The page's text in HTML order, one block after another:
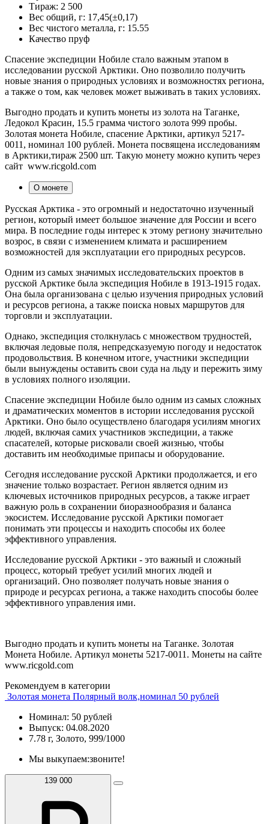
Тираж: 2 500
Вес общий, г: 17,45(±0,17)
Вес чистого металла, г: 15.55
Качество пруф
Спасение экспедиции Нобиле стало важным этапом в
исследовании русской Арктики. Оно позволило получить
новые знания о природных условиях и возможностях региона,
а также о том, как человек может выживать в таких условиях.
Выгодно продать и купить монеты из золота на Таганке,
Ледокол Красин, 15.5 грамма чистого золота 999 пробы.
Золотая монета Нобиле, спасение Арктики, артикул 5217-
0011, номинал 100 рублей. Монета посвящена исследованиям
в Арктики,тираж 2500 шт. Такую монету можно купить через
сайт www.ricgold.com
О монете
Русская Арктика - это огромный и недостаточно изученный
регион, который имеет большое значение для России и всего
мира. В последние годы интерес к этому региону значительно
возрос, в связи с изменением климата и расширением
возможностей для эксплуатации его природных ресурсов.
Одним из самых значимых исследовательских проектов в
русской Арктике была экспедиция Нобиле в 1913-1915 годах.
Она была организована с целью изучения природных условий
и ресурсов региона, а также поиска новых маршрутов для
торговли и эксплуатации.
Однако, экспедиция столкнулась с множеством трудностей,
включая ледовые поля, непредсказуемую погоду и недостаток
продовольствия. В конечном итоге, участники экспедиции
были вынуждены оставить свои суда на льду и пережить зиму
в условиях полного изоляции.
Спасение экспедиции Нобиле было одним из самых сложных
и драматических моментов в истории исследования русской
Арктики. Оно было осуществлено благодаря усилиям многих
людей, включая самих участников экспедиции, а также
спасателей, которые рисковали своей жизнью, чтобы
доставить им необходимые припасы и оборудование.
Сегодня исследование русской Арктики продолжается, и его
значение только возрастает. Регион является одним из
ключевых источников природных ресурсов, а также играет
важную роль в сохранении биоразнообразия и баланса
экосистем. Исследование русской Арктики помогает
понимать эти процессы и находить способы их более
эффективного управления.
Исследование русской Арктики - это важный и сложный
процесс, который требует усилий многих людей и
организаций. Оно позволяет получать новые знания о
природе и ресурсах региона, а также находить способы более
эффективного управления ими.
Выгодно продать и купить монеты на Таганке. Золотая
Монета Нобиле. Артикул монеты 5217-0011. Монеты на сайте
www.ricgold.com
Рекомендуем в категории
Золотая монета Полярный волк,номинал 50 рублей
Номинал: 50 рублей
Выпуск: 04.08.2020
7.78 г, Золото, 999/1000
Мы выкупаем:звоните!
139 000